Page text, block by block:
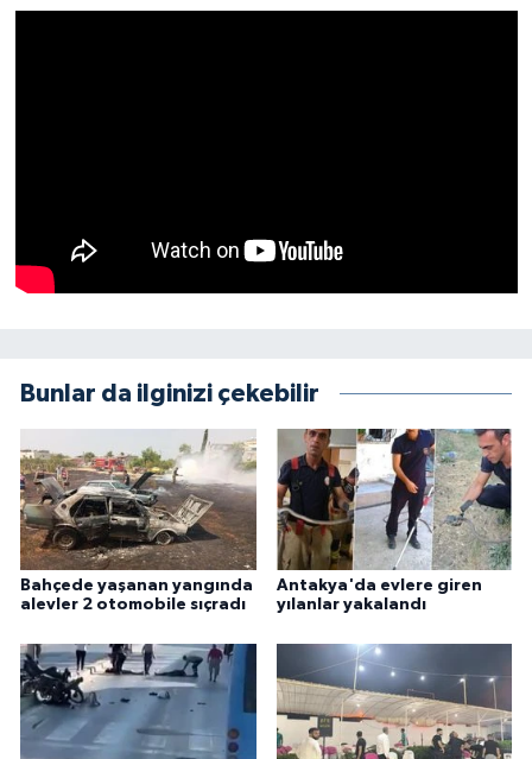
Bunlar da ilginizi çekebilir
Bahçede yaşanan yangında
alevler 2 otomobile sıçradı
Antakya'da evlere giren
yılanlar yakalandı